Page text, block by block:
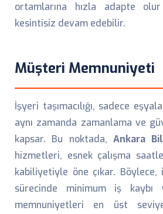
ortamlarına hızla adapte
kesintisiz devam edebilir.
Müşteri Memnuniyeti
İşyeri taşımacılığı, sadece
aynı zamanda zamanlama ve
kapsar. Bu noktada, Ankara
hizmetleri, esnek çalışma
kabiliyetiyle öne çıkar. Böylece,
sürecinde minimum iş
memnuniyetleri en üst